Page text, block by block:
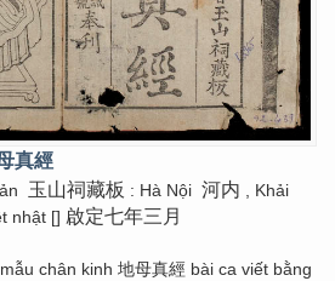
真經
玉山祠藏板 : Hà Nội 河内 , Khải
nhật [] 啟定七年三月
chân kinh 地母真經 bài ca viết bằng